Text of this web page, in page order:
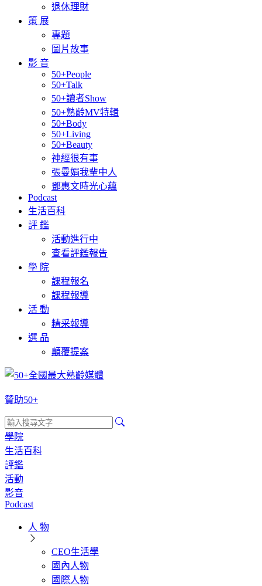
退休理財
策 展
專題
圖片故事
影 音
50+People
50+Talk
50+讀者Show
50+熟齡MV特輯
50+Body
50+Living
50+Beauty
神經很有事
張曼娟我輩中人
鄧惠文時光心蘊
Podcast
生活百科
評 鑑
活動進行中
查看評鑑報告
學 院
課程報名
課程報導
活 動
精采報導
選 品
顛覆提案
贊助50+
學院
生活百科
評鑑
活動
影音
Podcast
人 物
CEO生活學
國內人物
國際人物